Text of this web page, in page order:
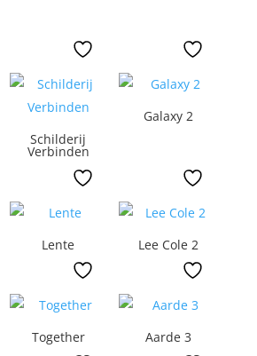
Schilderij
Verbinden
Galaxy 2
Lente Lee Cole 2
Together Aarde 3